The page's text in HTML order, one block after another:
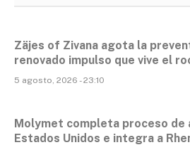
Zäjes of Zivana agota la
renovado impulso que vive el
5 agosto, 2026 - 23:10
Molymet completa proceso de
Estados Unidos e integra a